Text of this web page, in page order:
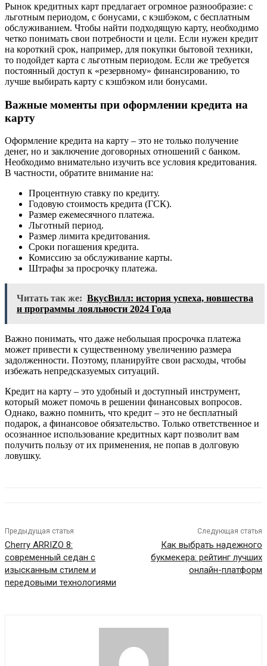
Рынок кредитных карт предлагает огромное разнообразие: с
льготным периодом, с бонусами, с кэшбэком, с бесплатным
обслуживанием. Чтобы найти подходящую карту, необходимо
четко понимать свои потребности и цели. Если нужен кредит
на короткий срок, например, для покупки бытовой техники,
то подойдет карта с льготным периодом. Если же требуется
постоянный доступ к «резервному» финансированию, то
лучше выбирать карту с кэшбэком или бонусами.
Важные моменты при оформлении кредита на
карту
Оформление кредита на карту – это не только получение
денег, но и заключение договорных отношений с банком.
Необходимо внимательно изучить все условия кредитования.
В частности, обратите внимание на:
Процентную ставку по кредиту.
Годовую стоимость кредита (ГСК).
Размер ежемесячного платежа.
Льготный период.
Размер лимита кредитования.
Сроки погашения кредита.
Комиссию за обслуживание карты.
Штрафы за просрочку платежа.
Читать так же: ВкусВилл: история успеха, новшества
и программы лояльности 2024 Года
Важно понимать, что даже небольшая просрочка платежа
может привести к существенному увеличению размера
задолженности. Поэтому, планируйте свои расходы, чтобы
избежать непредсказуемых ситуаций.
Кредит на карту – это удобный и доступный инструмент,
который может помочь в решении финансовых вопросов.
Однако, важно помнить, что кредит – это не бесплатный
подарок, а финансовое обязательство. Только ответственное и
осознанное использование кредитных карт позволит вам
получить пользу от их применения, не попав в долговую
ловушку.
Предыдущая статья
Cherry ARRIZO 8:
современный седан с
изысканным стилем и
передовыми технологиями
Следующая статья
Как выбрать надежного
букмекера: рейтинг лучших
онлайн-платформ